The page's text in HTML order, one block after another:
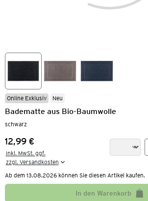
Online Exklusiv Neu
Badematte aus Bio-Baumwolle
schwarz
Preis:
12,99 €
inkl. MwSt. ggf.
zzgl. Versandkosten
Ab dem 13.08.2026 können Sie diesen Artikel kaufen.
In den Warenkorb